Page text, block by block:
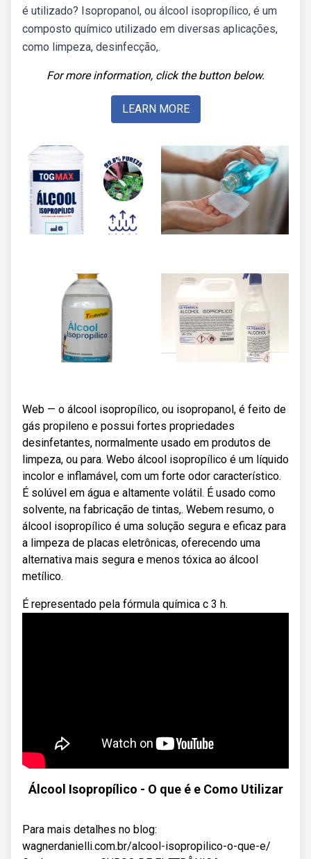
é utilizado? Isopropanol, ou álcool isopropílico, é um
composto químico utilizado em diversas aplicações,
como limpeza, desinfecção,.
For more information, click the button below.
LEARN MORE
Web — o álcool isopropílico, ou isopropanol, é feito de
gás propileno e possui fortes propriedades
desinfetantes, normalmente usado em produtos de
limpeza, ou para. Webo álcool isopropílico é um líquido
incolor e inflamável, com um forte odor característico.
É solúvel em água e altamente volátil. É usado como
solvente, na fabricação de tintas,. Webem resumo, o
álcool isopropílico é uma solução segura e eficaz para
a limpeza de placas eletrônicas, oferecendo uma
alternativa mais segura e menos tóxica ao álcool
metílico.
É representado pela fórmula química c 3 h.
Álcool Isopropílico - O que é e Como Utilizar
Para mais detalhes no blog:
wagnerdanielli.com.br/alcool-isopropilico-o-que-e/